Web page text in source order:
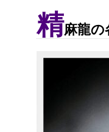
精麻龍